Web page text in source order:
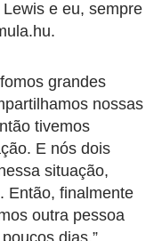
e eu, sempre
grandes
nossas
tivemos
E nós dois
situação,
Então, finalmente
outra pessoa